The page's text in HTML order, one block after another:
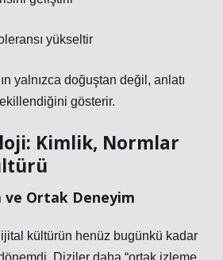
yükseltir
yalnızca doğuştan değil, anlatı
gösterir.
Kimlik, Normlar
ve Ortak Deneyim
kültürün henüz bugünkü kadar
Diziler daha “ortak izleme